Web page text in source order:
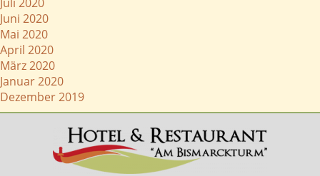
Juni 2020
Mai 2020
April 2020
März 2020
Januar 2020
Dezember 2019